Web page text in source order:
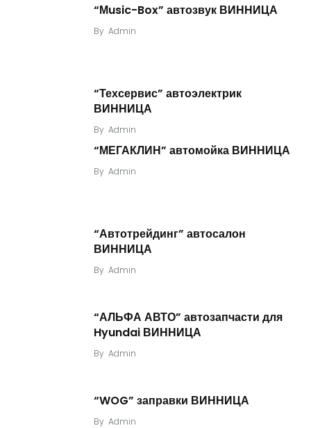
“Мusic-Box” автозвук ВИННИЦА
By Admin
“Техсервис” автоэлектрик
ВИННИЦА
By Admin
“МЕГАКЛИН” автомойка ВИННИЦА
By Admin
“Автотрейдинг” автосалон
ВИННИЦА
By Admin
“АЛЬФА АВТО” автозапчасти для
Hyundai ВИННИЦА
By Admin
“WOG” заправки ВИННИЦА
By Admin